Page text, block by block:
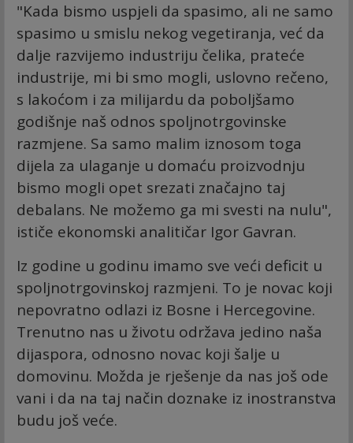
"Kada bismo uspjeli da spasimo, ali ne samo
spasimo u smislu nekog vegetiranja, već da
dalje razvijemo industriju čelika, prateće
industrije, mi bi smo mogli, uslovno rečeno,
s lakoćom i za milijardu da poboljšamo
godišnje naš odnos spoljnotrgovinske
razmjene. Sa samo malim iznosom toga
dijela za ulaganje u domaću proizvodnju
bismo mogli opet srezati značajno taj
debalans. Ne možemo ga mi svesti na nulu",
ističe ekonomski analitičar Igor Gavran.
Iz godine u godinu imamo sve veći deficit u
spoljnotrgovinskoj razmjeni. To je novac koji
nepovratno odlazi iz Bosne i Hercegovine.
Trenutno nas u životu održava jedino naša
dijaspora, odnosno novac koji šalje u
domovinu. Možda je rješenje da nas još ode
vani i da na taj način doznake iz inostranstva
budu još veće.